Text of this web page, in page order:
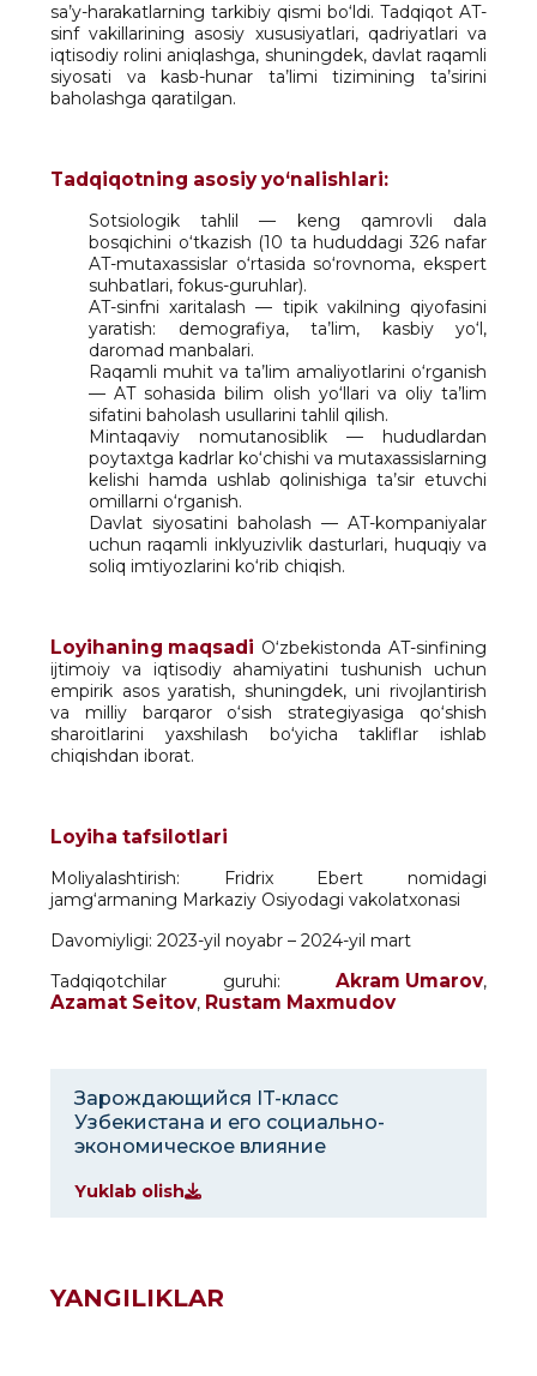
sa’y-harakatlarning tarkibiy qismi bo‘ldi. Tadqiqot AT-
sinf vakillarining asosiy xususiyatlari, qadriyatlari va
iqtisodiy rolini aniqlashga, shuningdek, davlat raqamli
siyosati va kasb-hunar ta’limi tizimining ta’sirini
baholashga qaratilgan.
Tadqiqotning asosiy yo‘nalishlari:
Sotsiologik tahlil — keng qamrovli dala
bosqichini o‘tkazish (10 ta hududdagi 326 nafar
AT-mutaxassislar o‘rtasida so‘rovnoma, ekspert
suhbatlari, fokus-guruhlar).
AT-sinfni xaritalash — tipik vakilning qiyofasini
yaratish: demografiya, ta’lim, kasbiy yo‘l,
daromad manbalari.
Raqamli muhit va ta’lim amaliyotlarini o‘rganish
— AT sohasida bilim olish yo‘llari va oliy ta’lim
sifatini baholash usullarini tahlil qilish.
Mintaqaviy nomutanosiblik — hududlardan
poytaxtga kadrlar ko‘chishi va mutaxassislarning
kelishi hamda ushlab qolinishiga ta’sir etuvchi
omillarni o‘rganish.
Davlat siyosatini baholash — AT-kompaniyalar
uchun raqamli inklyuzivlik dasturlari, huquqiy va
soliq imtiyozlarini ko‘rib chiqish.
Loyihaning maqsadi O‘zbekistonda AT-sinfining
ijtimoiy va iqtisodiy ahamiyatini tushunish uchun
empirik asos yaratish, shuningdek, uni rivojlantirish
va milliy barqaror o‘sish strategiyasiga qo‘shish
sharoitlarini yaxshilash bo‘yicha takliflar ishlab
chiqishdan iborat.
Loyiha tafsilotlari
Moliyalashtirish: Fridrix Ebert nomidagi
jamg‘armaning Markaziy Osiyodagi vakolatxonasi
Davomiyligi: 2023-yil noyabr – 2024-yil mart
Tadqiqotchilar guruhi: Akram Umarov,
Azamat Seitov, Rustam Maxmudov
Зарождающийся IT-класс
Узбекистана и его социально-
экономическое влияние
Yuklab olish
YANGILIKLAR